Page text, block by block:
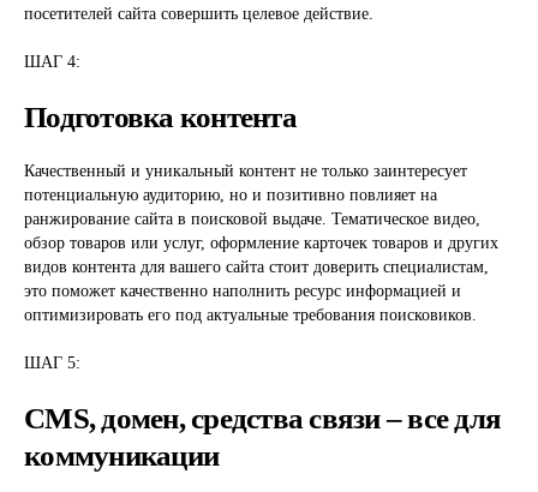
посетителей сайта совершить целевое действие.
ШАГ 4:
Подготовка контента
Качественный и уникальный контент не только заинтересует
потенциальную аудиторию, но и позитивно повлияет на
ранжирование сайта в поисковой выдаче. Тематическое видео,
обзор товаров или услуг, оформление карточек товаров и других
видов контента для вашего сайта стоит доверить специалистам,
это поможет качественно наполнить ресурс информацией и
оптимизировать его под актуальные требования поисковиков.
ШАГ 5:
CMS, домен, средства связи – все для
коммуникации